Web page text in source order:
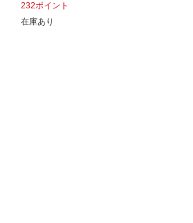
232ポイント
在庫あり